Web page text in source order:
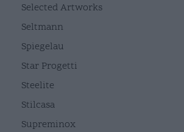
Selected Artworks
Seltmann
Spiegelau
Star Progetti
Steelite
Stilcasa
Supreminox